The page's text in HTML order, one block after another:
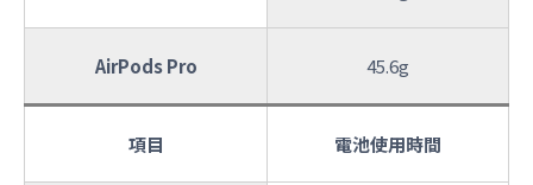
AirPods Pro 45.6g
項目 電池使用時間